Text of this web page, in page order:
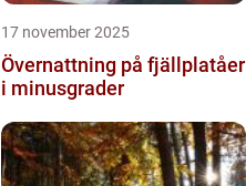
17 november 2025
Övernattning på fjällplatåer
i minusgrader